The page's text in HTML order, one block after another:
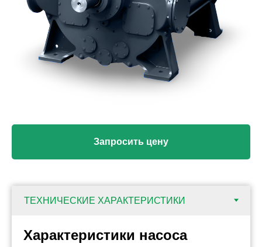
Запросить цену
Характеристики насоса